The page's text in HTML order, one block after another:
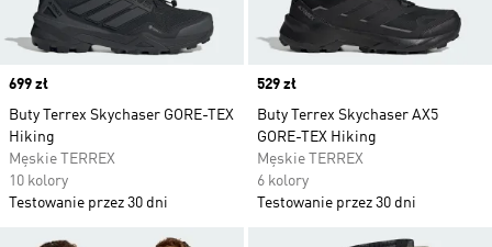
Price
699 zł
Buty Terrex Skychaser GORE-TEX
Hiking
Męskie TERREX
10 kolory
Testowanie przez 30 dni
Price
529 zł
Buty Terrex Skychaser AX5
GORE-TEX Hiking
Męskie TERREX
6 kolory
Testowanie przez 30 dni